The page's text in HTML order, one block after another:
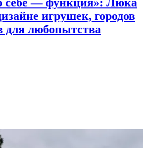
игрушек, городов
для любопытства